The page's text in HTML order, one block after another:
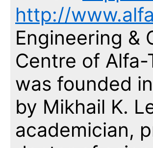
http://
Engineering &
Centre of Alfa-
was founded
by Mikhail K.
academician,